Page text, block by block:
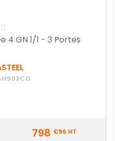
4 GN 1/1 - 3 Portes
798 €96 HT